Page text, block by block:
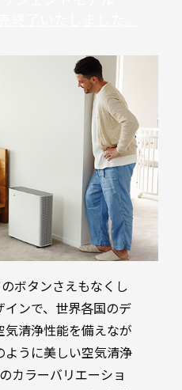
ボタンさえもなくし
インで、世界各国のデ
気清浄性能を備えなが
ように美しい空気清浄
カラーバリエーショ